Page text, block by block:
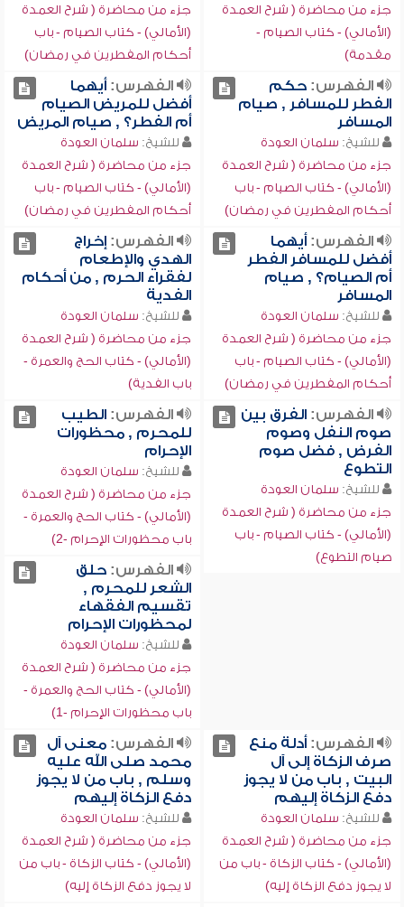
جزء من محاضرة ( شرح العمدة
(الأمالي) - كتاب الصيام -
مقدمة)
جزء من محاضرة ( شرح العمدة
(الأمالي) - كتاب الصيام - باب
أحكام المفطرين في رمضان)
الفهرس:حكم
الفطر للمسافر , صيام
المسافر
للشيخ: سلمان العودة
جزء من محاضرة ( شرح العمدة
(الأمالي) - كتاب الصيام - باب
أحكام المفطرين في رمضان)
الفهرس:أيهما
أفضل للمريض الصيام
أم الفطر؟ , صيام المريض
للشيخ: سلمان العودة
جزء من محاضرة ( شرح العمدة
(الأمالي) - كتاب الصيام - باب
أحكام المفطرين في رمضان)
الفهرس:أيهما
أفضل للمسافر الفطر
أم الصيام؟ , صيام
المسافر
للشيخ: سلمان العودة
جزء من محاضرة ( شرح العمدة
(الأمالي) - كتاب الصيام - باب
أحكام المفطرين في رمضان)
الفهرس:إخراج
الهدي والإطعام
لفقراء الحرم , من أحكام
الفدية
للشيخ: سلمان العودة
جزء من محاضرة ( شرح العمدة
(الأمالي) - كتاب الحج والعمرة -
باب الفدية)
الفهرس:الفرق بين
صوم النفل وصوم
الفرض , فضل صوم
التطوع
للشيخ: سلمان العودة
جزء من محاضرة ( شرح العمدة
(الأمالي) - كتاب الصيام - باب
صيام التطوع)
الفهرس:الطيب
للمحرم , محظورات
الإحرام
للشيخ: سلمان العودة
جزء من محاضرة ( شرح العمدة
(الأمالي) - كتاب الحج والعمرة -
باب محظورات الإحرام -2)
الفهرس:حلق
الشعر للمحرم ,
تقسيم الفقهاء
لمحظورات الإحرام
للشيخ: سلمان العودة
جزء من محاضرة ( شرح العمدة
(الأمالي) - كتاب الحج والعمرة -
باب محظورات الإحرام -1)
الفهرس:أدلة منع
صرف الزكاة إلى آل
البيت , باب من لا يجوز
دفع الزكاة إليهم
للشيخ: سلمان العودة
جزء من محاضرة ( شرح العمدة
(الأمالي) - كتاب الزكاة - باب من
لا يجوز دفع الزكاة إليه)
الفهرس:معنى آل
محمد صلى الله عليه
وسلم , باب من لا يجوز
دفع الزكاة إليهم
للشيخ: سلمان العودة
جزء من محاضرة ( شرح العمدة
(الأمالي) - كتاب الزكاة - باب من
لا يجوز دفع الزكاة إليه)